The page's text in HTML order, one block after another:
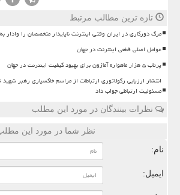
تازه ترین مطالب مرتبط
مرگ دورکاری در ایران وقتی اینترنت ناپایدار متخصصان را وادار
عوامل اصلی قطعی اینترنت در جهان
پرتاب ۵ هزار ماهواره آمازون برای بهبود کیفیت اینترنت در جهان
انتشار ارزیابی رگولاتوری ارتباطات از مراسم خاکسپاری رهبر
مسئولیت ارتباطی جواب داد
نظرات بینندگان در مورد این مطلب
نظر شما در مورد این
نام:
ایمیل: